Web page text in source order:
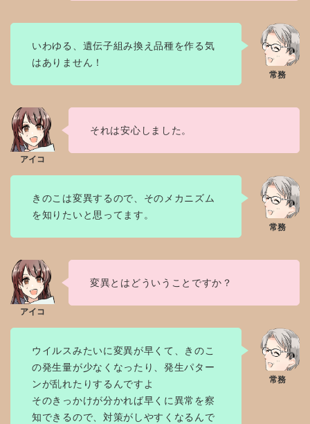
いわゆる、遺伝子組み換え品種を作る気
はありません！
それは安心しました。
きのこは変異するので、そのメカニズム
を知りたいと思ってます。
変異とはどういうことですか？
ウイルスみたいに変異が早くて、きのこ
の発生量が少なくなったり、発生パター
ンが乱れたりするんですよ
そのきっかけが分かれば早くに異常を察
知できるので、対策がしやすくなるんで